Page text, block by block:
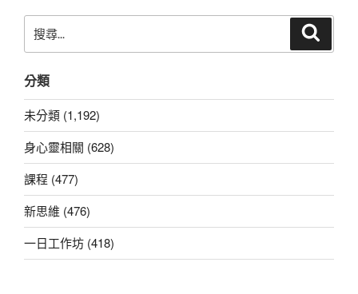
尋
鍵
字:
分類
未分類 (1,192)
身心靈相關 (628)
課程 (477)
新思維 (476)
一日工作坊 (418)